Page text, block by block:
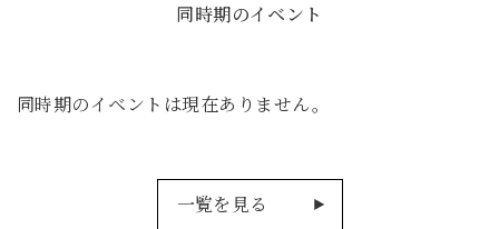
同時期のイベント
同時期のイベントは現在ありません。
一覧を見る